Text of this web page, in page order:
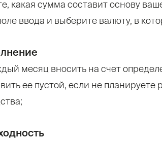
какая сумма составит основу
ввода и выберите валюту, в
месяц вносить на счет
ее пустой, если не планируете